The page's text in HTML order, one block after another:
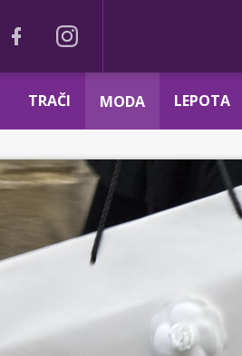
TRAČI MODA LEPOTA